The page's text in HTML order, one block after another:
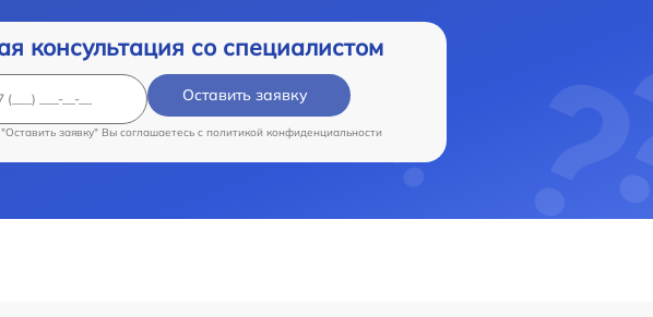
консультация со специалистом
Оставить заявку
заявку" Вы соглашаетесь c политикой конфиденциальности